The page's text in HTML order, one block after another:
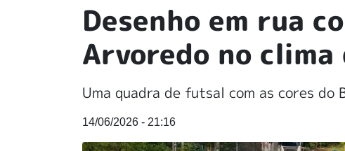
Desenho em rua
Arvoredo no clima
Uma quadra de futsal com as cores
14/06/2026 - 21:16